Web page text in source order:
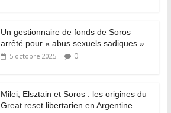
Un gestionnaire de fonds de Soros
arrêté pour « abus sexuels sadiques »
5 octobre 2025 0
Milei, Elsztain et Soros : les origines du
Great reset libertarien en Argentine